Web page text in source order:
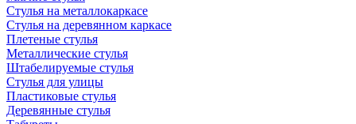
Стулья на металлокаркасе
Стулья на деревянном каркасе
Плетеные стулья
Металлические стулья
Штабелируемые стулья
Стулья для улицы
Пластиковые стулья
Деревянные стулья